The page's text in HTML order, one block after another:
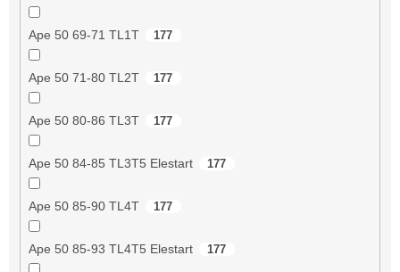
Ape 50 69-71 TL1T 177
Ape 50 71-80 TL2T 177
Ape 50 80-86 TL3T 177
Ape 50 84-85 TL3T5 Elestart 177
Ape 50 85-90 TL4T 177
Ape 50 85-93 TL4T5 Elestart 177